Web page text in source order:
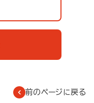
前のページに戻る